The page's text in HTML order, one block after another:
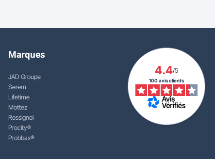
Marques
JAD Groupe
Serem
Lifetime
Mottez
Rossignol
Procity®
Probbax®
4.4/5
100 avis clients